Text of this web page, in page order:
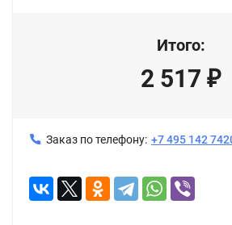
Итого:
2 517 ₽
Заказ по телефону: +7 495 142